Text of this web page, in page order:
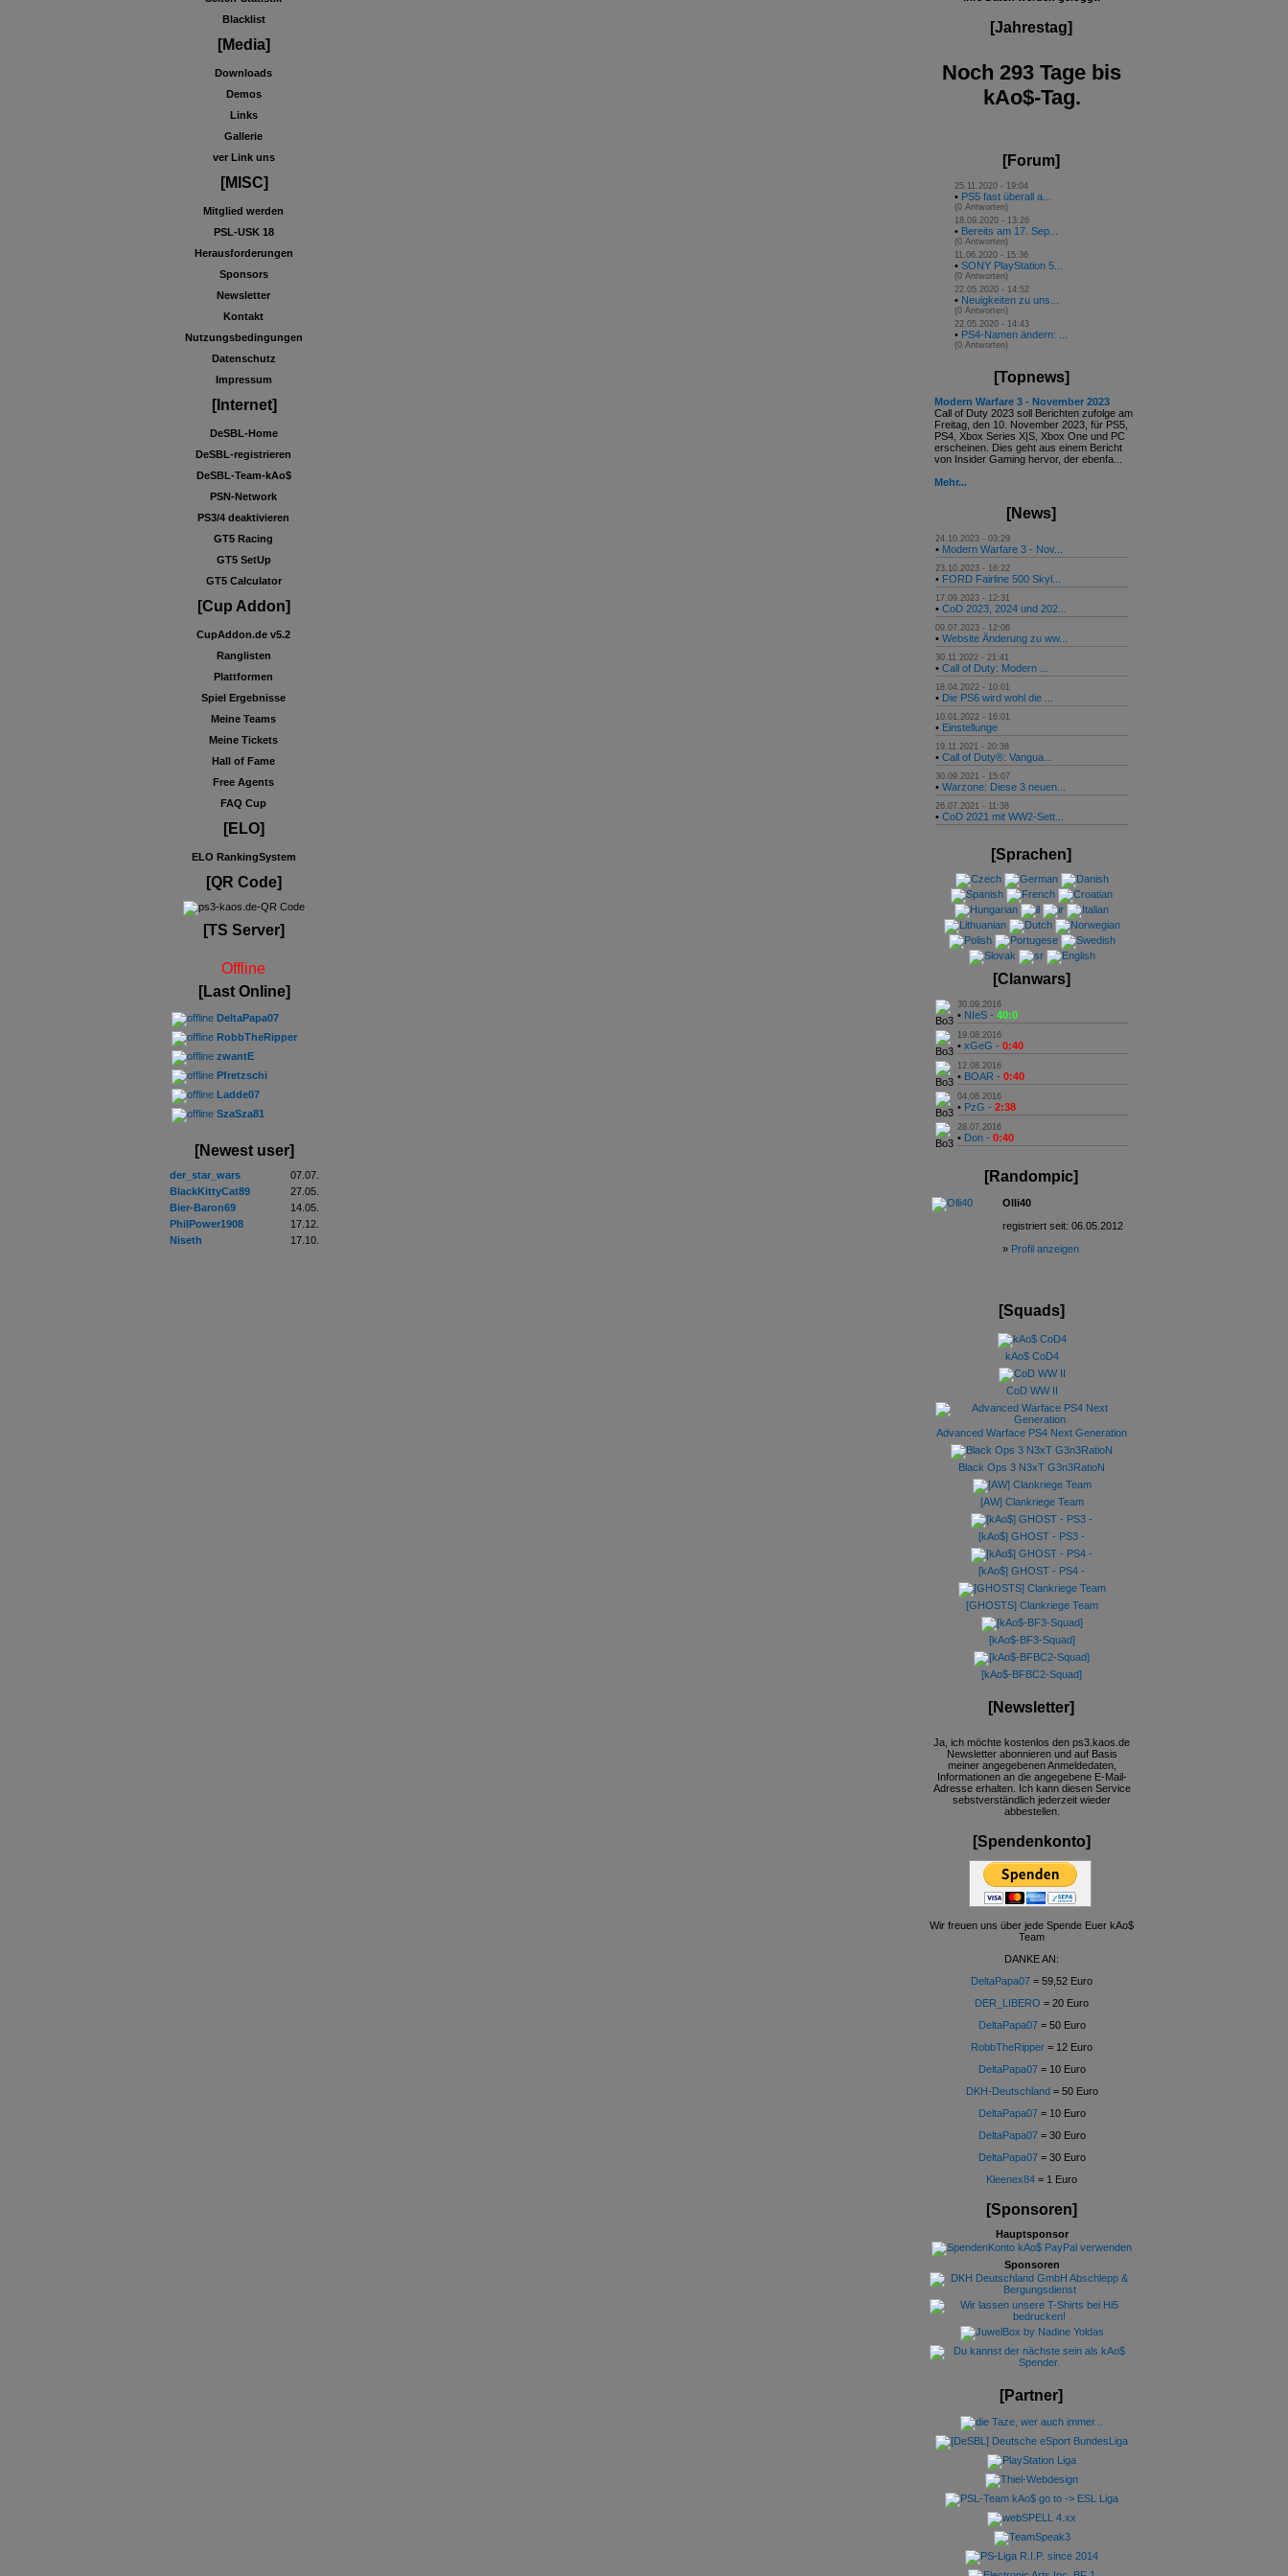
Blacklist
[Media]
Downloads
Demos
Links
Gallerie
ver Link uns
[MISC]
Mitglied werden
PSL-USK 18
Herausforderungen
Sponsors
Newsletter
Kontakt
Nutzungsbedingungen
Datenschutz
Impressum
[Internet]
DeSBL-Home
DeSBL-registrieren
DeSBL-Team-kAo$
PSN-Network
PS3/4 deaktivieren
GT5 Racing
GT5 SetUp
GT5 Calculator
[Cup Addon]
CupAddon.de v5.2
Ranglisten
Plattformen
Spiel Ergebnisse
Meine Teams
Meine Tickets
Hall of Fame
Free Agents
FAQ Cup
[ELO]
ELO RankingSystem
[QR Code]
[TS Server]
Offline
[Last Online]
DeltaPapa07
RobbTheRipper
zwantE
Pfretzschi
Ladde07
SzaSza81
[Newest user]
der_star_wars
07.07.
BlackKittyCat89
27.05.
Bier-Baron69
14.05.
PhilPower1908
17.12.
Niseth
17.10.
[Jahrestag]
Noch 293 Tage bis
kAo$-Tag.
[Forum]
25.11.2020 - 19:04
• PS5 fast überall a...
(0 Antworten)
18.09.2020 - 13:26
• Bereits am 17. Sep...
(0 Antworten)
11.06.2020 - 15:36
• SONY PlayStation 5...
(0 Antworten)
22.05.2020 - 14:52
• Neuigkeiten zu uns...
(0 Antworten)
22.05.2020 - 14:43
• PS4-Namen ändern: ...
(0 Antworten)
[Topnews]
Modern Warfare 3 - November 2023
Call of Duty 2023 soll Berichten zufolge am
Freitag, den 10. November 2023, für PS5,
PS4, Xbox Series X|S, Xbox One und PC
erscheinen. Dies geht aus einem Bericht
von Insider Gaming hervor, der ebenfa...
Mehr...
[News]
24.10.2023 - 03:29
• Modern Warfare 3 - Nov...
23.10.2023 - 16:22
• FORD Fairline 500 Skyl...
17.09.2023 - 12:31
• CoD 2023, 2024 und 202...
09.07.2023 - 12:06
• Website Änderung zu ww...
30.11.2022 - 21:41
• Call of Duty: Modern ...
18.04.2022 - 10:01
• Die PS6 wird wohl die ...
10.01.2022 - 16:01
• Einstellunge
19.11.2021 - 20:38
• Call of Duty®: Vangua...
30.09.2021 - 15:07
• Warzone: Diese 3 neuen...
26.07.2021 - 11:38
• CoD 2021 mit WW2-Sett...
[Sprachen]
[Clanwars]
30.09.2016
• NIeS - 40:0
19.08.2016
• xGeG - 0:40
12.08.2016
• BOAR - 0:40
04.08.2016
• PzG - 2:38
28.07.2016
• Don - 0:40
[Randompic]
Olli40
registriert seit: 06.05.2012
» Profil anzeigen
[Squads]
kAo$ CoD4
CoD WW II
Advanced Warface PS4 Next Generation
Black Ops 3 N3xT G3n3RatioN
[AW] Clankriege Team
[kAo$] GHOST - PS3 -
[kAo$] GHOST - PS4 -
[GHOSTS] Clankriege Team
[kAo$-BF3-Squad]
[kAo$-BFBC2-Squad]
[Newsletter]
Ja, ich möchte kostenlos den ps3.kaos.de
Newsletter abonnieren und auf Basis
meiner angegebenen Anmeldedaten,
Informationen an die angegebene E-Mail-
Adresse erhalten. Ich kann diesen Service
sebstverständlich jederzeit wieder
abbestellen.
[Spendenkonto]
Wir freuen uns über jede Spende Euer kAo$
Team
DANKE AN:
DeltaPapa07 = 59,52 Euro
DER_LIBERO = 20 Euro
DeltaPapa07= 50 Euro
RobbTheRipper = 12 Euro
DeltaPapa07= 10 Euro
DKH-Deutschland = 50 Euro
DeltaPapa07= 10 Euro
DeltaPapa07= 30 Euro
DeltaPapa07= 30 Euro
Kleenex84 = 1 Euro
[Sponsoren]
Hauptsponsor
Sponsoren
[Partner]